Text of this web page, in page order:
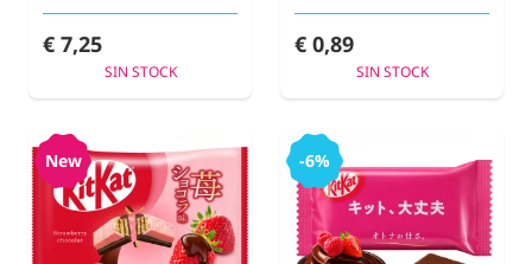
€ 7,25
SIN STOCK
€ 0,89
SIN STOCK
New -6%